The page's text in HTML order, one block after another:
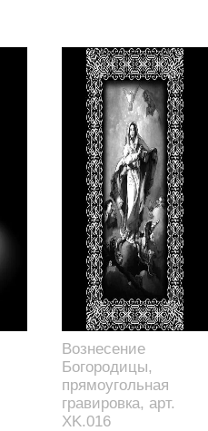
Вознесение
Богородицы,
прямоугольная
гравировка, арт.
XK.016